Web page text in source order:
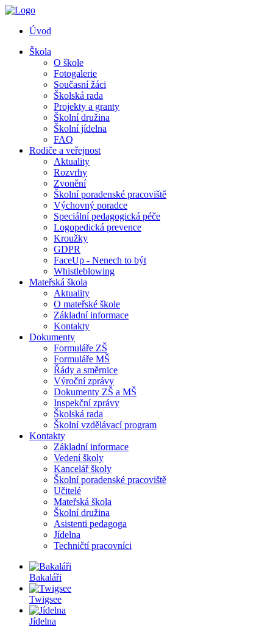
Úvod
Škola
O škole
Fotogalerie
Současní žáci
Školská rada
Projekty a granty
Školní družina
Školní jídelna
FAQ
Rodiče a veřejnost
Aktuality
Rozvrhy
Zvonění
Školní poradenské pracoviště
Výchovný poradce
Speciální pedagogická péče
Logopedická prevence
Kroužky
GDPR
FaceUp - Nenech to být
Whistleblowing
Mateřská škola
Aktuality
O mateřské škole
Základní informace
Kontakty
Dokumenty
Formuláře ZŠ
Formuláře MŠ
Řády a směrnice
Výroční zprávy
Dokumenty ZŠ a MŠ
Inspekční zprávy
Školská rada
Školní vzdělávací program
Kontakty
Základní informace
Vedení školy
Kancelář školy
Školní poradenské pracoviště
Učitelé
Mateřská škola
Školní družina
Asistenti pedagoga
Jídelna
Techničtí pracovníci
Bakaláři
Twigsee
Jídelna